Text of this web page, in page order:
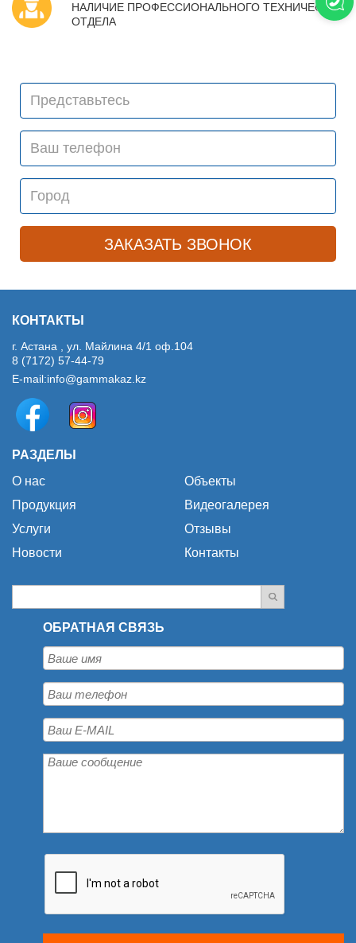
НАЛИЧИЕ ПРОФЕССИОНАЛЬНОГО ТЕХНИЧЕСКОГО
ОТДЕЛА
КОНТАКТЫ
г. Астана , ул. Майлина 4/1 оф.104
8 (7172) 57-44-79
E-mail:info@gammakaz.kz
РАЗДЕЛЫ
О нас
Продукция
Услуги
Новости
Объекты
Видеогалерея
Отзывы
Контакты
ОБРАТНАЯ СВЯЗЬ